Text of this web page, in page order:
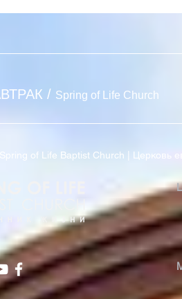
25 марта
/ Spring of Life Church
Spring of Life Baptist Church | Церковь